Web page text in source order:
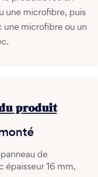
une microfibre, puis
une microfibre ou un
produit
de
épaisseur 16 mm,